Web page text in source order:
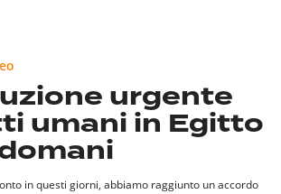
urgente
umani in Egitto
in questi giorni, abbiamo raggiunto un accordo